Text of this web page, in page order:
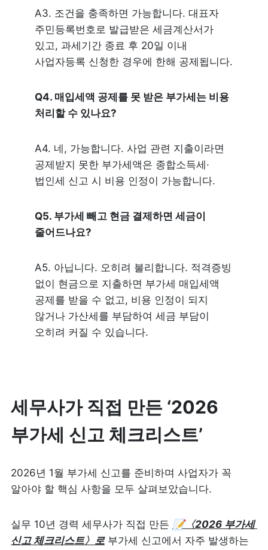
A3. 조건을 충족하면 가능합니다. 대표자
주민등록번호로 발급받은 세금계산서가
있고, 과세기간 종료 후 20일 이내
사업자등록 신청한 경우에 한해 공제됩니다.
Q4. 매입세액 공제를 못 받은 부가세는 비용
처리할 수 있나요?
A4. 네, 가능합니다. 사업 관련 지출이라면
공제받지 못한 부가세액은 종합소득세·
법인세 신고 시 비용 인정이 가능합니다.
Q5. 부가세 빼고 현금 결제하면 세금이
줄어드나요?
A5. 아닙니다. 오히려 불리합니다. 적격증빙
없이 현금으로 지출하면 부가세 매입세액
공제를 받을 수 없고, 비용 인정이 되지
않거나 가산세를 부담하여 세금 부담이
오히려 커질 수 있습니다.
세무사가 직접 만든 ‘2026
부가세 신고 체크리스트’
2026년 1월 부가세 신고를 준비하며 사업자가 꼭
알아야 할 핵심 사항을 모두 살펴보았습니다.
실무 10년 경력 세무사가 직접 만든 📝〈2026 부가세
신고 체크리스트〉로 부가세 신고에서 자주 발생하는